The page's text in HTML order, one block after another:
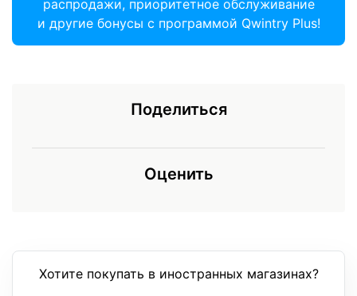
распродажи, приоритетное обслуживание
и другие бонусы с программой Qwintry Plus!
Поделиться
Оценить
Хотите покупать в иностранных магазинах?